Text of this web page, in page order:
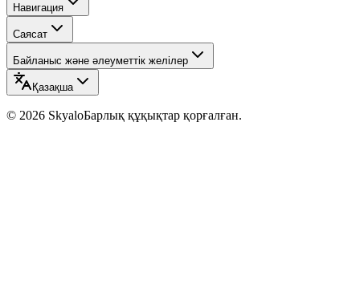
Навигация
Саясат
Байланыс және әлеуметтік желілер
Қазақша
© 2026 SkyaloБарлық құқықтар қорғалған.